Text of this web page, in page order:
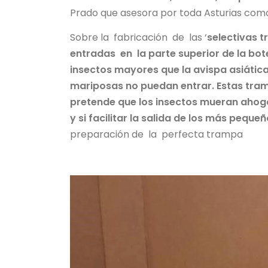
Prado que asesora por toda Asturias
Sobre la fabricación de las ‘selectivas
entradas en la parte superior de la
insectos mayores que la avispa
mariposas no puedan entrar. Estas
pretende que los insectos mueran
y si facilitar la salida de los más
preparación de la perfecta trampa